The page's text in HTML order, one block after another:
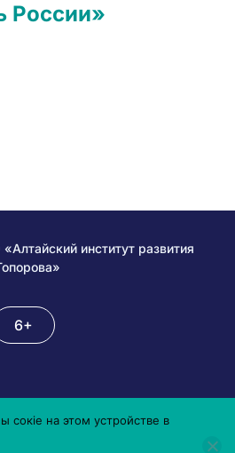
России»
институт развития
6+
на этом устройстве в